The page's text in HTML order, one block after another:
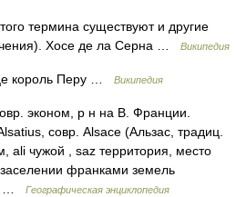
термина существуют и другие
Хосе де ла Серна …
Википедия
король Перу … Википедия
эконом, р н на В. Франции.
совр. Alsace (Альзас, традиц.
ali чужой , saz территория, место
франками земель
…
Географическая энциклопедия